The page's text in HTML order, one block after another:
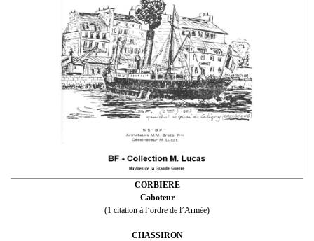
CORBIERE
Caboteur
(1 citation à l’ordre de l’Armée)
CHASSIRON